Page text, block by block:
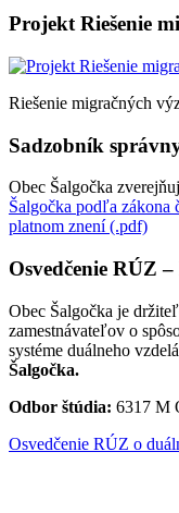
Projekt Riešenie
Riešenie migračných
Sadzobník
Obec Šalgočka
Šalgočka podľa zákona
platnom znení (.pdf)
Osvedčenie RÚZ
Obec Šalgočka je
zamestnávateľov o
systéme duálneho
Šalgočka.
Odbor štúdia: 6317 M
Osvedčenie RÚZ o